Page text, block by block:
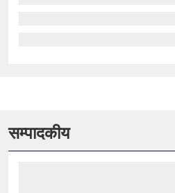
सम्पादकीय